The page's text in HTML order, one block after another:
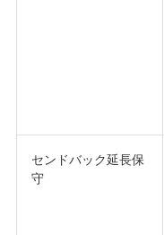
センドバック延長保
守